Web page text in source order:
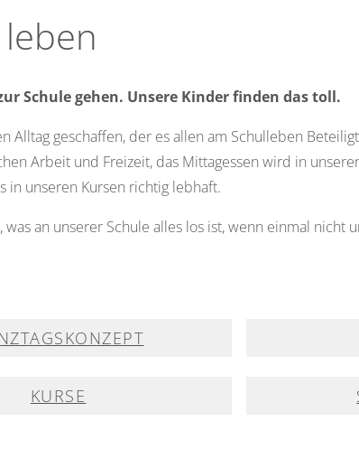
Schule gehen. Unsere Kinder finden das toll.
Alltag geschaffen, der es allen am Schulleben
Arbeit und Freizeit, das Mittagessen wird in
in unseren Kursen richtig lebhaft.
an unserer Schule alles los ist, wenn einmal nicht
KURSE